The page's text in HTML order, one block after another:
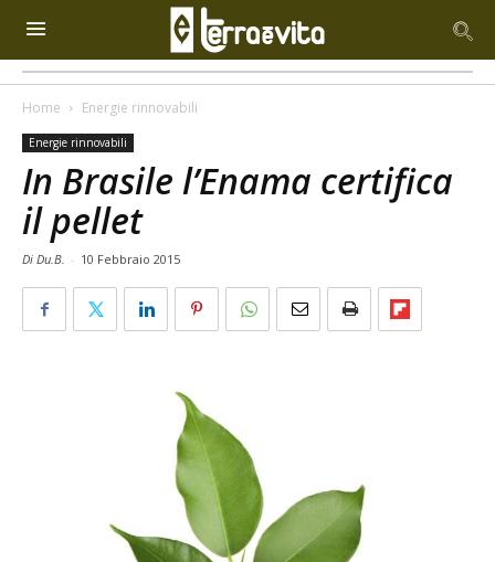
Home Energie rinnovabili
Energie rinnovabili
In Brasile l’Enama certifica
il pellet
Di Du.B. - 10 Febbraio 2015